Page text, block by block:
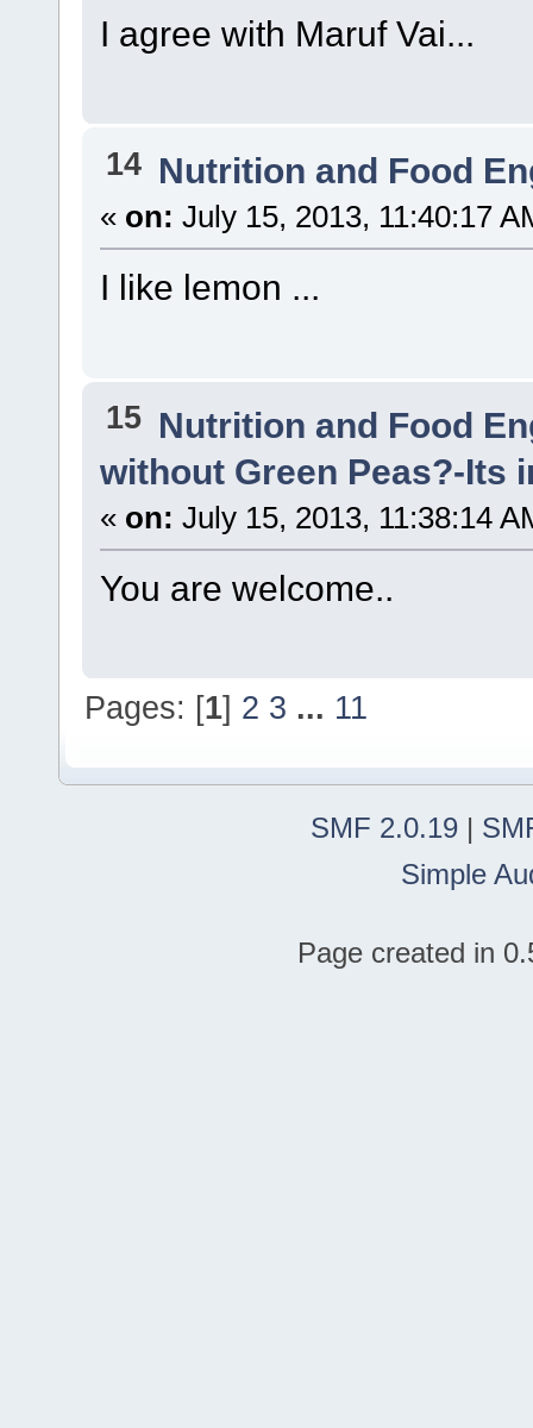
I agree with Maruf Vai...
14 Nutrition and Food
« on: July 15, 2013, 11:40:17
I like lemon ...
15 Nutrition and Food
without Green Peas?-Its
« on: July 15, 2013, 11:38:14
You are welcome..
Pages: [1] 2 3 ... 11
SMF 2.0.19 |
Simple
Page created in